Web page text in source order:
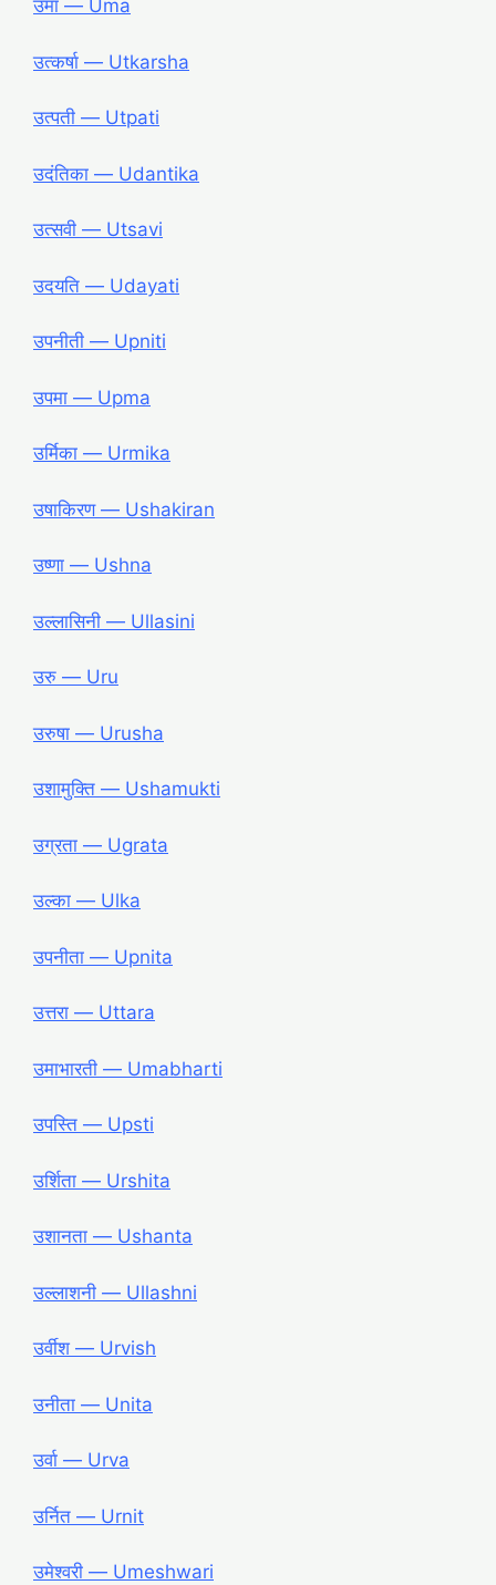
उमा ― Uma
उत्कर्षा ― Utkarsha
उत्पती ― Utpati
उदंतिका ― Udantika
उत्सवी ― Utsavi
उदयति ― Udayati
उपनीती ― Upniti
उपमा ― Upma
उर्मिका ― Urmika
उषाकिरण ― Ushakiran
उष्णा ― Ushna
उल्लासिनी ― Ullasini
उरु ― Uru
उरुषा ― Urusha
उशामुक्ति ― Ushamukti
उग्रता ― Ugrata
उल्का ― Ulka
उपनीता ― Upnita
उत्तरा ― Uttara
उमाभारती ― Umabharti
उपस्ति ― Upsti
उर्शिता ― Urshita
उशानता ― Ushanta
उल्लाशनी ― Ullashni
उर्वीश ― Urvish
उनीता ― Unita
उर्वा ― Urva
उर्नित ― Urnit
उमेश्वरी ― Umeshwari